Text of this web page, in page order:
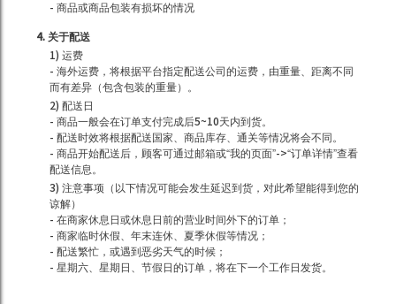
- 商品或商品包装有损坏的情况
4. 关于配送
1) 运费
- 海外运费，将根据平台指定配送公司的运费，由重量、距离不同
而有差异（包含包装的重量）。
2) 配送日
- 商品一般会在订单支付完成后5~10天内到货。
- 配送时效将根据配送国家、商品库存、通关等情况将会不同。
- 商品开始配送后，顾客可通过邮箱或“我的页面”->“订单详情”查看
配送信息。
3) 注意事项（以下情况可能会发生延迟到货，对此希望能得到您的
谅解）
- 在商家休息日或休息日前的营业时间外下的订单；
- 商家临时休假、年末连休、夏季休假等情况；
- 配送繁忙，或遇到恶劣天气的时候；
- 星期六、星期日、节假日的订单，将在下一个工作日发货。